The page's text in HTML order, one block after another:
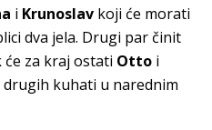
i Krunoslav koji će morati
dva jela. Drugi par činit
će za kraj ostati Otto i
kuhati u narednim